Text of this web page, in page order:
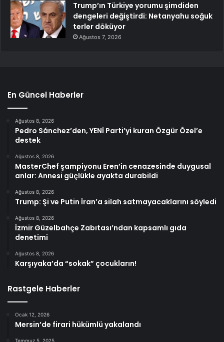
Trump’ın Türkiye yorumu şimdiden
dengeleri değiştirdi: Netanyahu soğuk
terler döküyor
Ağustos 7, 2026
En Güncel Haberler
Ağustos 8, 2026
Pedro Sánchez’den, YENİ Parti’yi kuran Özgür Özel’e
destek
Ağustos 8, 2026
MasterChef şampiyonu Eren’in cenazesinde duygusal
anlar: Annesi güçlükle ayakta durabildi
Ağustos 8, 2026
Trump: Şi ve Putin İran’a silah satmayacaklarını söyledi
Ağustos 8, 2026
İzmir Güzelbahçe Zabıtası’ndan kapsamlı gıda
denetimi
Ağustos 8, 2026
Karşıyaka’da “sokak” çocukların!
Rastgele Haberler
Ocak 12, 2026
Mersin’de firari hükümlü yakalandı
Temmuz 5, 2025